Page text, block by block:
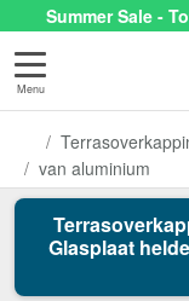
Summer Sale -
Menu
van aluminium
Glasplaat